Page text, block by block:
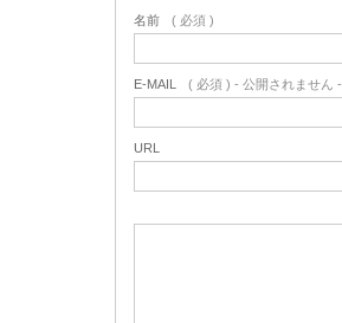
名前 ( 必須 )
E-MAIL ( 必須 ) - 公開されません -
URL